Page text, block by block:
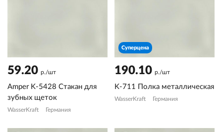
59.20 р./шт
Amper K-5428 Стакан для
зубных щеток
WasserKraft Германия
Суперцена
190.10 р./шт
K-711 Полка металлическая
WasserKraft Германия